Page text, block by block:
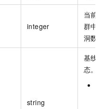
integer
当前
群中
洞数
string
基线
态。